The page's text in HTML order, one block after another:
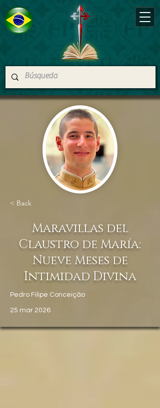
< Back
Maravillas del
Claustro de María:
Nueve Meses de
Intimidad Divina
Pedro Filipe Conceição
25 mar 2026